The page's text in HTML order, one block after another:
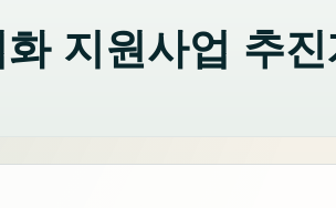
지원사업 추